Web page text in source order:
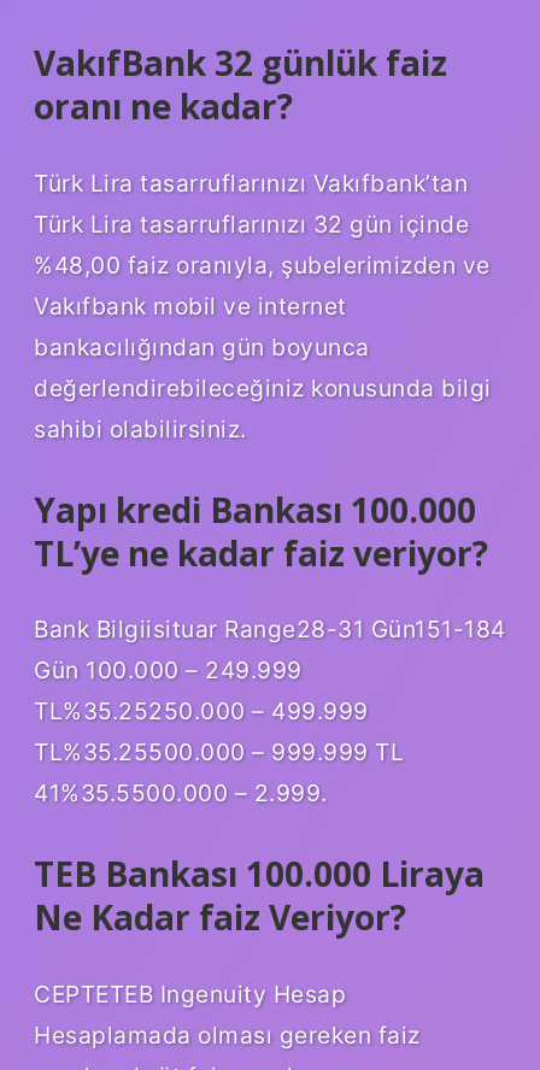
VakıfBank 32 günlük faiz
oranı ne kadar?
Türk Lira tasarruflarınızı Vakıfbank’tan
Türk Lira tasarruflarınızı 32 gün içinde
%48,00 faiz oranıyla, şubelerimizden ve
Vakıfbank mobil ve internet
bankacılığından gün boyunca
değerlendirebileceğiniz konusunda bilgi
sahibi olabilirsiniz.
Yapı kredi Bankası 100.000
TL’ye ne kadar faiz veriyor?
Bank Bilgiisituar Range28-31 Gün151-184
Gün 100.000 – 249.999
TL%35.25250.000 – 499.999
TL%35.25500.000 – 999.999 TL
41%35.5500.000 – 2.999.
TEB Bankası 100.000 Liraya
Ne Kadar faiz Veriyor?
CEPTETEB Ingenuity Hesap
Hesaplamada olması gereken faiz